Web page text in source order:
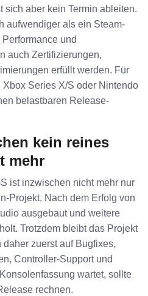
sich aber kein Termin ableiten.
aufwendiger als ein Steam-
und
auch Zertifizierungen,
erfüllt werden. Für
Series X/S oder Nintendo
belastbaren Release-
kein reines
mehr
ist inzwischen nicht mehr nur
Projekt. Nach dem Erfolg von
ausgebaut und weitere
Trotzdem bleibt das Projekt
zuerst auf Bugfixes,
Controller-Support und
wartet, sollte
rechnen.